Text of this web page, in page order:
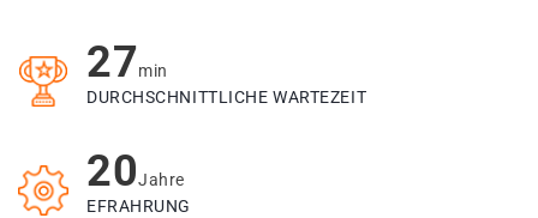
27min
DURCHSCHNITTLICHE WARTEZEIT
20Jahre
EFRAHRUNG